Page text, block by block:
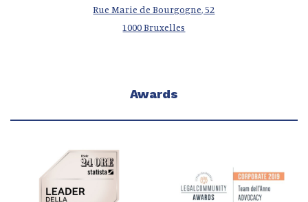
Rue Marie de Bourgogne, 52
1000 Bruxelles
Awards